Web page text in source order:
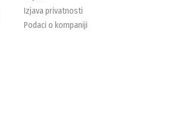
Izjava privatnosti
Podaci o kompaniji